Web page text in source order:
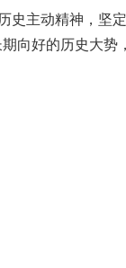
主动精神，坚
向好的历史大势